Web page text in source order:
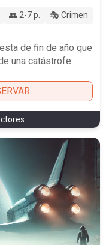
👥 2-7 p.
🎭 Crimen
de fin de año que
una catástrofe